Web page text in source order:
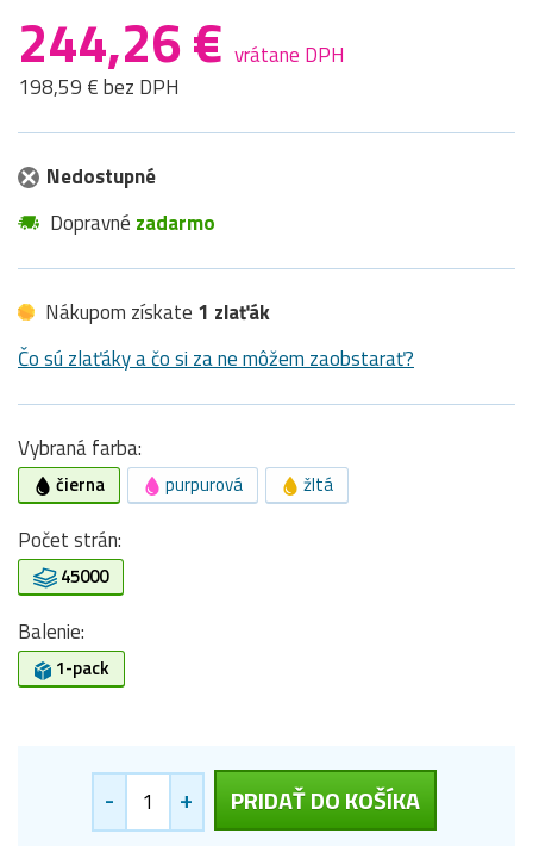
244,26 € vrátane DPH
198,59 € bez DPH
Nedostupné
Dopravné zadarmo
Nákupom získate 1 zlaťák
Čo sú zlaťáky a čo si za ne môžem zaobstarať?
Vybraná farba:
čierna purpurová žltá
Počet strán:
45000
Balenie:
1-pack
- + PRIDAŤ DO KOŠÍKA